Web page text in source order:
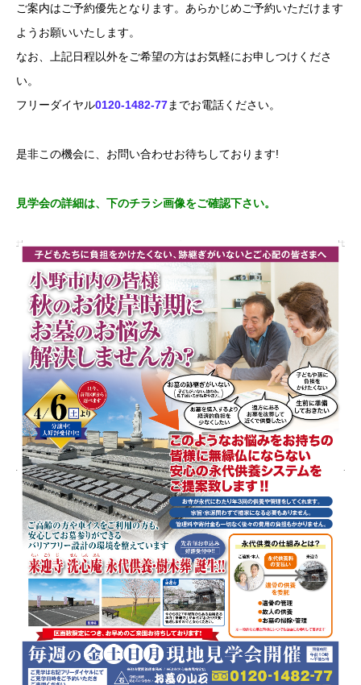
ご案内はご予約優先となります。あらかじめご予約いただけます
ようお願いいたします。
なお、上記日程以外をご希望の方はお気軽にお申しつけくださ
い。
フリーダイヤル0120-1482-77までお電話ください。
是非この機会に、お問い合わせお待ちしております!
見学会の詳細は、下のチラシ画像をご確認下さい。